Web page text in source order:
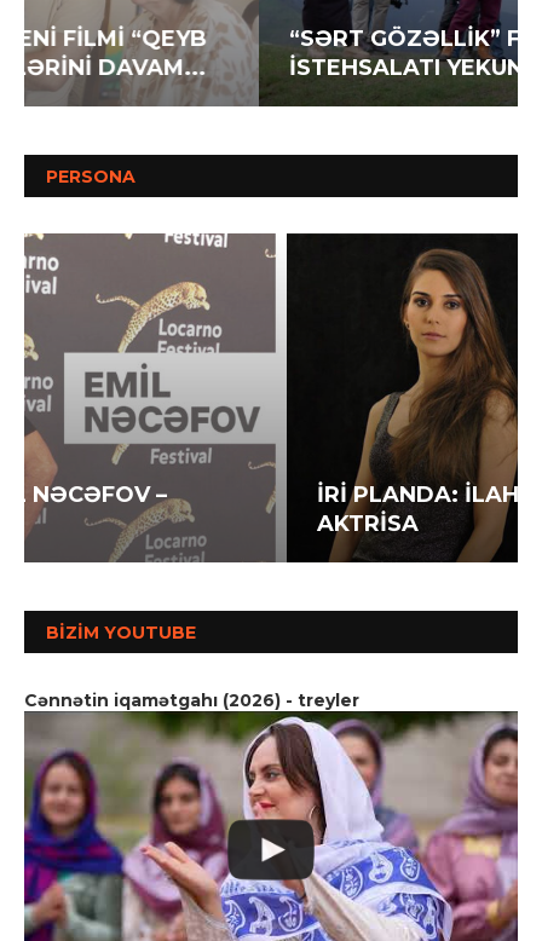
“SƏRT GÖZƏLLİK” FİLMİNİN
İSTEHSALATI YEKUNLAŞIR
PERSONA
İRİ PLANDA: İLAHƏ HƏSƏNOVA –
AKTRİSA
BIZIM YOUTUBE
Cənnətin iqamətgahı (2026) - treyler